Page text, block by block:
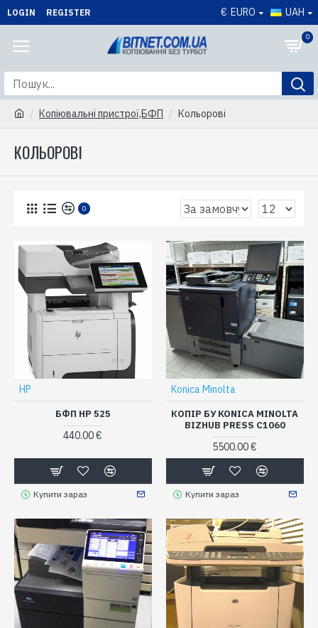
LOGIN REGISTER € EURO UAH
0
Копіювальні пристрої,БФП Кольорові
КОЛЬОРОВІ
0
HP
БФП HP 525
440.00 €
Купити зараз
Konica Minolta
КОПІР БУ KONICA MINOLTA
BIZHUB PRESS C1060
5500.00 €
Купити зараз